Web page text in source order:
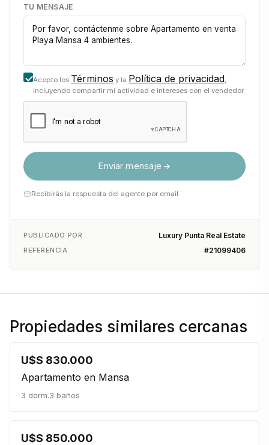
TU MENSAJE
Acepto los Términos y la Política de privacidad,
incluyendo compartir mi actividad e intereses con el vendedor.
Enviar mensaje
Recibirás la respuesta del agente por email.
PUBLICADO POR Luxury Punta Real Estate
REFERENCIA #21099406
Propiedades similares cercanas
U$S 830.000
Apartamento en Mansa
3 dorm.3 baños
U$S 850.000